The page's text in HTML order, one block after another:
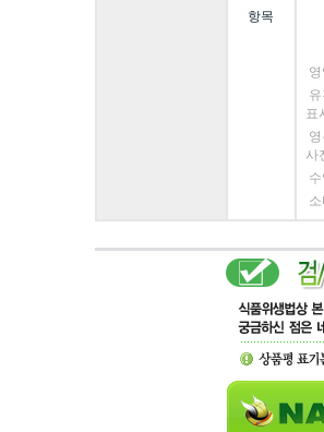
항목
표
사